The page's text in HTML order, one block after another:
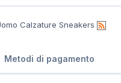
Calzature Sneakers
Metodi di pagamento